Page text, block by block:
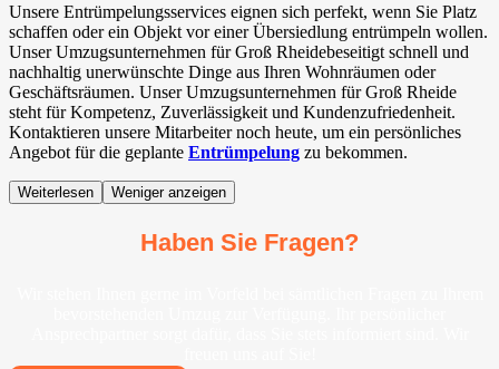
Unsere Entrümpelungsservices eignen sich perfekt, wenn Sie Platz
schaffen oder ein Objekt vor einer Übersiedlung entrümpeln wollen.
Unser Umzugsunternehmen für Groß Rheidebeseitigt schnell und
nachhaltig unerwünschte Dinge aus Ihren Wohnräumen oder
Geschäftsräumen. Unser Umzugsunternehmen für Groß Rheide
steht für Kompetenz, Zuverlässigkeit und Kundenzufriedenheit.
Kontaktieren unsere Mitarbeiter noch heute, um ein persönliches
Angebot für die geplante Entrümpelung zu bekommen.
Weiterlesen Weniger anzeigen
Haben Sie Fragen?